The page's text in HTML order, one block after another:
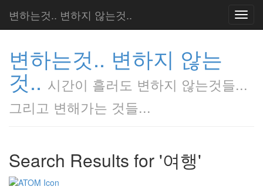
변하는것.. 변하지 않는것..
변하는것.. 변하지 않는
것.. 시간이 흘러도 변하지 않는것들...
그리고 변해가는 것들...
Search Results for '여행'